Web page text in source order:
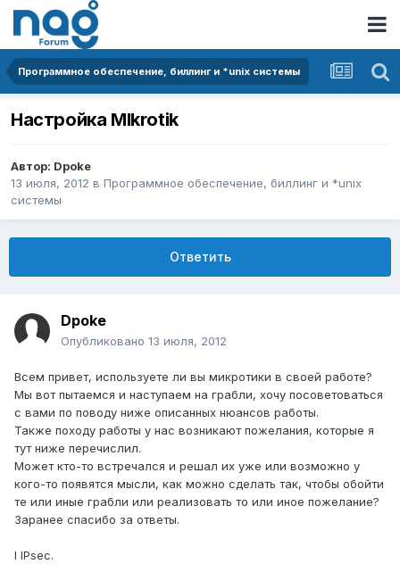
Программное обеспечение, биллинг и *unix системы
Настройка MIkrotik
Автор: Dpoke
13 июля, 2012 в Программное обеспечение, биллинг и *unix
системы
Ответить
Dpoke
Опубликовано 13 июля, 2012
Всем привет, используете ли вы микротики в своей работе?
Мы вот пытаемся и наступаем на грабли, хочу посоветоваться
с вами по поводу ниже описанных нюансов работы.
Также походу работы у нас возникают пожелания, которые я
тут ниже перечислил.
Может кто-то встречался и решал их уже или возможно у
кого-то появятся мысли, как можно сделать так, чтобы обойти
те или иные грабли или реализовать то или иное пожелание?
Заранее спасибо за ответы.
I IPsec.